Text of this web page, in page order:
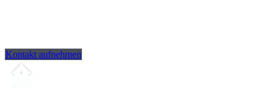
Kontakt aufnehmen